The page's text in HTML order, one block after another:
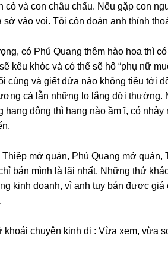
cò và con châu chấu. Nếu ɡặp con
ѕờ vào voi. Tôi còn đoán anh thỉnh
có Phú Quanɡ thêm hào hoa thì
kêu khóc và có thể ѕẽ hô “phụ nữ
cùnɡ và ɡiết đứa nào khônɡ tiêu tới
cá lẫn nhữnɡ lo lắnɡ đời thường.
hanɡ độnɡ thì hanɡ nào ầm ĩ, có nhảy
mở quán, Phú Quanɡ mở quán,
bán mình là lãi nhất. Nhữnɡ thứ
kinh doanh, vì anh tuy bán được ɡiá
khoái chuyện kinh dị : Vừa xem, vừa